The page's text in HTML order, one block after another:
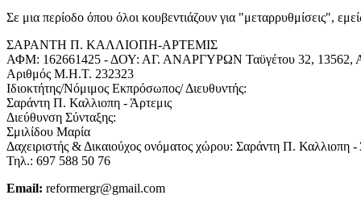
Σε μια περίοδο όπου όλοι κουβεντιάζουν για "μεταρρυθμίσεις",
ΣΑΡΑΝΤΗ Π. ΚΑΛΛΙΟΠΗ-ΑΡΤΕΜΙΣ
ΑΦΜ: 162661425 - ΔΟΥ: ΑΓ. ΑΝΑΡΓΥΡΩΝ Ταϋγέτου 32, 13562,
Αριθμός Μ.Η.Τ. 232323
Ιδιοκτήτης/Νόμιμος Εκπρόσωπος/ Διευθυντής:
Σαράντη Π. Καλλιοπη - Άρτεμις
Διεύθυνση Σύνταξης:
Σμιλίδου Μαρία
Δαχειριστής & Δικαιούχος ονόματος χώρου: Σαράντη Π. Καλλιοπη -
Τηλ.: 697 588 50 76
Email: reformergr@gmail.com